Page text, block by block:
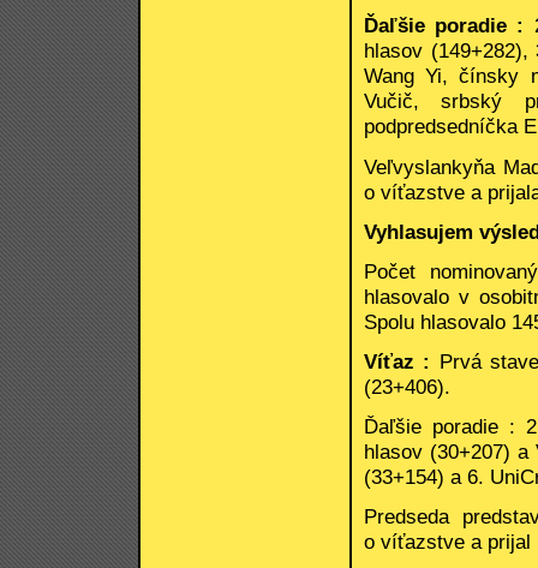
Ďaľšie poradie :
hlasov
Wang Yi, čínsky
Vučič, srbský
podpredsedníčka
Veľvyslankyňa
o víťazstve a
Vyhlasujem
Počet
hlasovalo v
Spolu hlasovalo
Víťaz : Prvá
(23+406).
Ďaľšie poradie :
hlasov (30+207) a
(33+154) a 6.
Predseda
o víťazstve a prijal